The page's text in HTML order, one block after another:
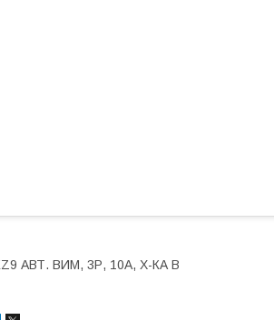
АВТ. ВИМ, 3Р, 10А, Х-КА В